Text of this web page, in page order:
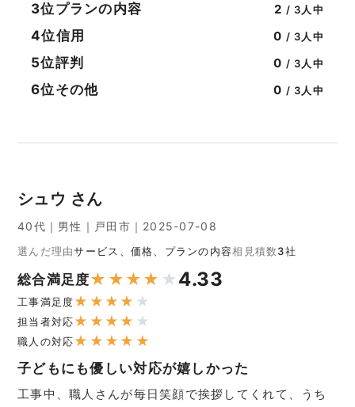
3位プランの内容 2 / 3人中
4位信用 0 / 3人中
5位評判 0 / 3人中
6位その他 0 / 3人中
シュウ さん
40代｜男性｜戸田市｜2025-07-08
選んだ理由サービス、価格、プランの内容相見積数3社
総合満足度★ ★ ★ ★ ★ 4.33
工事満足度★ ★ ★ ★ ★
担当者対応★ ★ ★ ★ ★
職人の対応★ ★ ★ ★ ★
子どもにも優しい対応が嬉しかった
工事中、職人さんが毎日笑顔で挨拶してくれて、うち